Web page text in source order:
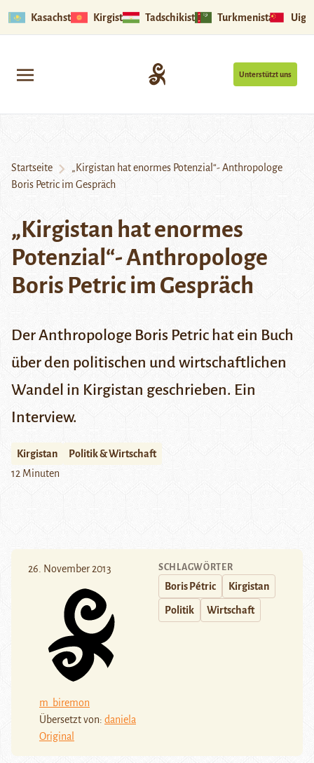
Kasachstan Kirgistan Tadschikistan Turkmenistan
Unterstützt uns
Startseite
„Kirgistan hat enormes Potenzial“- Anthropologe
Boris Petric im Gespräch
„Kirgistan hat enormes
Potenzial“- Anthropologe
Boris Petric im Gespräch
Der Anthropologe Boris Petric hat ein Buch
über den politischen und wirtschaftlichen
Wandel in Kirgistan geschrieben. Ein
Interview.
Kirgistan
Politik & Wirtschaft
12 Minuten
26. November 2013
m_biremon
Übersetzt von: daniela
Original
SCHLAGWÖRTER
Boris Pétric Kirgistan
Politik Wirtschaft